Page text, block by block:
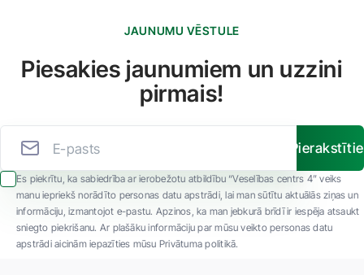
JAUNUMU VĒSTULE
Piesakies jaunumiem un uzzini
pirmais!
Es piekrītu, ka sabiedrība ar ierobežotu atbildību “Veselības centrs 4” veiks
manu iepriekš norādīto personas datu apstrādi, lai man sūtītu aktuālās ziņas un
informāciju, izmantojot e-pastu. Apzinos, ka man jebkurā brīdī ir iespēja atsaukt
sniegto piekrišanu. Ar plašāku informāciju par mūsu veikto personas datu
apstrādi aicinām iepazīties mūsu Privātuma politikā.